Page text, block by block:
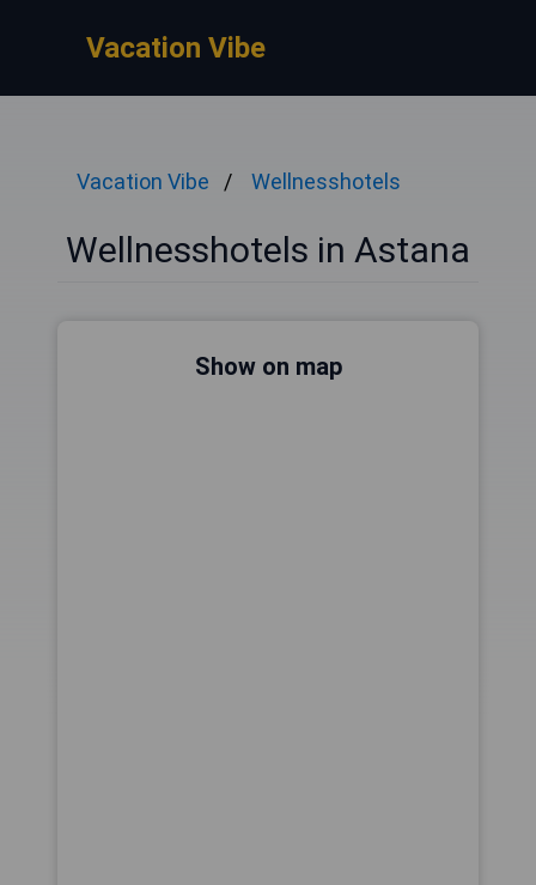
Vacation Vibe
Vacation Vibe Wellnesshotels
Wellnesshotels in Astana
Show on map